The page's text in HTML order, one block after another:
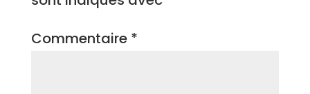
Commentaire *